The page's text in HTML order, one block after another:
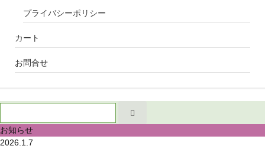
プライバシーポリシー
カート
お問合せ
お知らせ
2026.1.7